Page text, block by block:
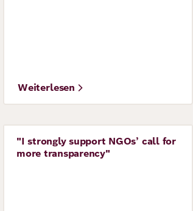
Weiterlesen
Perspective
"I strongly support NGOs’ call for
more transparency"